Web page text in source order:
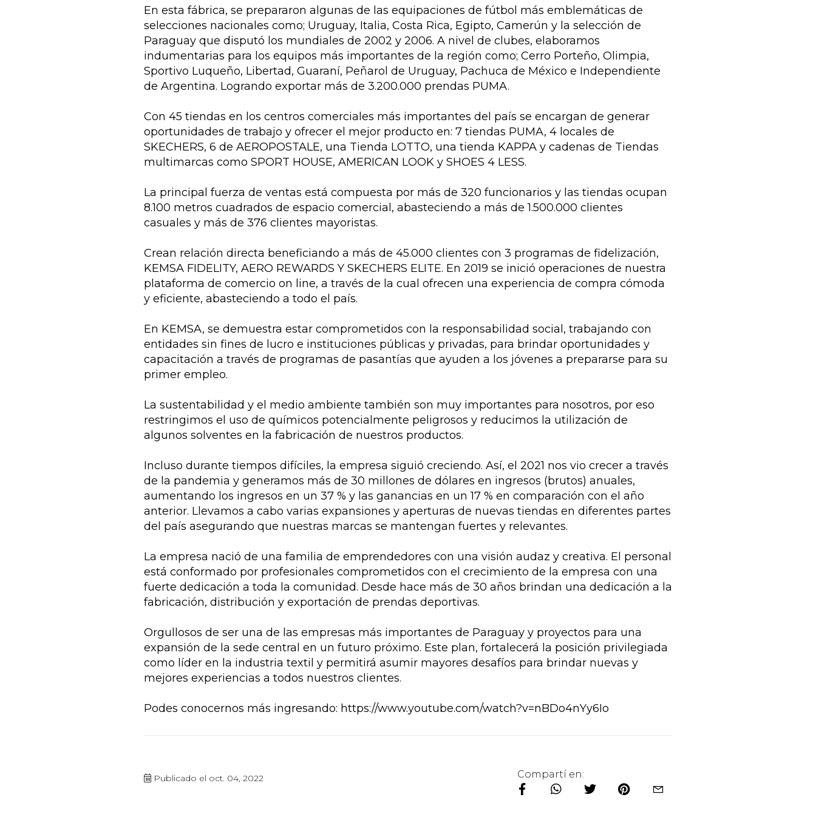
En esta fábrica, se prepararon algunas de las equipaciones de fútbol más emblemáticas de
selecciones nacionales como; Uruguay, Italia, Costa Rica, Egipto, Camerún y la selección de
Paraguay que disputó los mundiales de 2002 y 2006. A nivel de clubes, elaboramos
indumentarias para los equipos más importantes de la región como; Cerro Porteño, Olimpia,
Sportivo Luqueño, Libertad, Guaraní, Peñarol de Uruguay, Pachuca de México e Independiente
de Argentina. Logrando exportar más de 3.200.000 prendas PUMA.
Con 45 tiendas en los centros comerciales más importantes del país se encargan de generar
oportunidades de trabajo y ofrecer el mejor producto en: 7 tiendas PUMA, 4 locales de
SKECHERS, 6 de AEROPOSTALE, una Tienda LOTTO, una tienda KAPPA y cadenas de Tiendas
multimarcas como SPORT HOUSE, AMERICAN LOOK y SHOES 4 LESS.
La principal fuerza de ventas está compuesta por más de 320 funcionarios y las tiendas ocupan
8.100 metros cuadrados de espacio comercial, abasteciendo a más de 1.500.000 clientes
casuales y más de 376 clientes mayoristas.
Crean relación directa beneficiando a más de 45.000 clientes con 3 programas de fidelización,
KEMSA FIDELITY, AERO REWARDS Y SKECHERS ELITE. En 2019 se inició operaciones de nuestra
plataforma de comercio on line, a través de la cual ofrecen una experiencia de compra cómoda
y eficiente, abasteciendo a todo el país.
En KEMSA, se demuestra estar comprometidos con la responsabilidad social, trabajando con
entidades sin fines de lucro e instituciones públicas y privadas, para brindar oportunidades y
capacitación a través de programas de pasantías que ayuden a los jóvenes a prepararse para su
primer empleo.
La sustentabilidad y el medio ambiente también son muy importantes para nosotros, por eso
restringimos el uso de químicos potencialmente peligrosos y reducimos la utilización de
algunos solventes en la fabricación de nuestros productos.
Incluso durante tiempos difíciles, la empresa siguió creciendo. Así, el 2021 nos vio crecer a través
de la pandemia y generamos más de 30 millones de dólares en ingresos (brutos) anuales,
aumentando los ingresos en un 37 % y las ganancias en un 17 % en comparación con el año
anterior. Llevamos a cabo varias expansiones y aperturas de nuevas tiendas en diferentes partes
del país asegurando que nuestras marcas se mantengan fuertes y relevantes.
La empresa nació de una familia de emprendedores con una visión audaz y creativa. El personal
está conformado por profesionales comprometidos con el crecimiento de la empresa con una
fuerte dedicación a toda la comunidad. Desde hace más de 30 años brindan una dedicación a la
fabricación, distribución y exportación de prendas deportivas.
Orgullosos de ser una de las empresas más importantes de Paraguay y proyectos para una
expansión de la sede central en un futuro próximo. Este plan, fortalecerá la posición privilegiada
como líder en la industria textil y permitirá asumir mayores desafíos para brindar nuevas y
mejores experiencias a todos nuestros clientes.
Podes conocernos más ingresando: https://www.youtube.com/watch?v=nBDo4nYy6Io
Publicado el oct. 04, 2022 Compartí en: